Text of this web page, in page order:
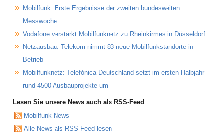
Mobilfunk: Erste Ergebnisse der zweiten bundesweiten
Messwoche
Vodafone verstärkt Mobilfunknetz zu Rheinkirmes in Düsseldorf
Netzausbau: Telekom nimmt 83 neue Mobilfunkstandorte in
Betrieb
Mobilfunknetz: Telefónica Deutschland setzt im ersten Halbjahr
rund 4500 Ausbauprojekte um
Lesen Sie unsere News auch als RSS-Feed
Mobilfunk News
Alle News als RSS-Feed lesen